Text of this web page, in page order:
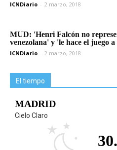
ICNDiario - 2 marzo, 2018
MUD: 'Henri Falcón no
venezolana' y 'le hace el juego
ICNDiario - 2 marzo, 2018
El tiempo
MADRID
Cielo Claro